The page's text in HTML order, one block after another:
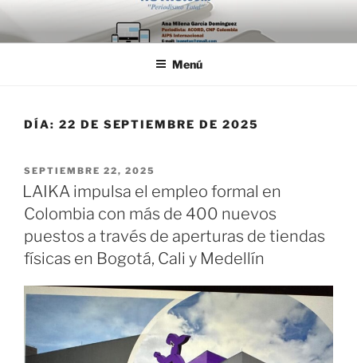
Saltar
al
contenido
Menú
DÍA: 22 DE SEPTIEMBRE DE 2025
PUBLICADO
EL
SEPTIEMBRE 22, 2025
LAIKA impulsa el empleo formal en
Colombia con más de 400 nuevos
puestos a través de aperturas de tiendas
físicas en Bogotá, Cali y Medellín